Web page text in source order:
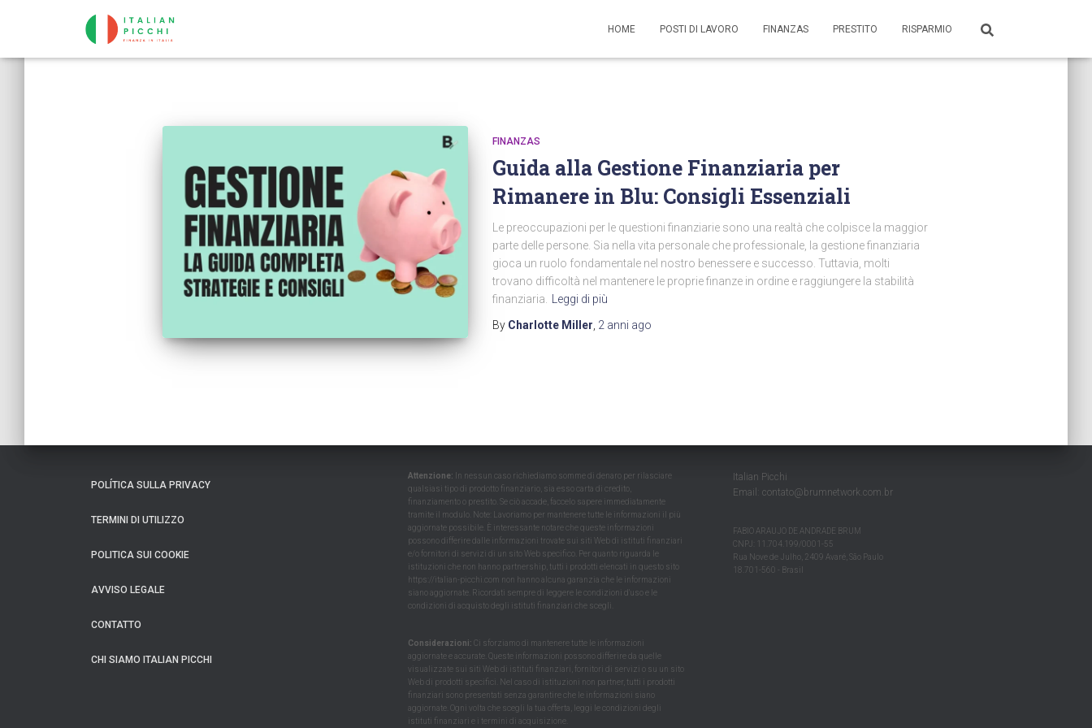
HOME POSTI DI LAVORO FINANZAS PRESTITO RISPARMIO
FINANZAS
Guida alla Gestione Finanziaria per
Rimanere in Blu: Consigli Essenziali
Le preoccupazioni per le questioni finanziarie sono una realtà che colpisce la maggior
parte delle persone. Sia nella vita personale che professionale, la gestione finanziaria
gioca un ruolo fondamentale nel nostro benessere e successo. Tuttavia, molti
trovano difficoltà nel mantenere le proprie finanze in ordine e raggiungere la stabilità
finanziaria.
Leggi di più
By Charlotte Miller 2 anni ago
POLÍTICA SULLA PRIVACY
TERMINI DI UTILIZZO
POLITICA SUI COOKIE
AVVISO LEGALE
CONTATTO
CHI SIAMO ITALIAN PICCHI
Attenzione: In nessun caso richiediamo somme di denaro per rilasciare
qualsiasi tipo di prodotto finanziario, sia esso carta di credito,
finanziamento o prestito. Se ciò accade, faccelo sapere immediatamente
tramite il modulo. Note: Lavoriamo per mantenere tutte le informazioni il più
aggiornate possibile. È interessante notare che queste informazioni
possono differire dalle informazioni trovate sui siti Web di istituti finanziari
e/o fornitori di servizi di un sito Web specifico. Per quanto riguarda le
istituzioni che non hanno partnership, tutti i prodotti elencati in questo sito
https://italian-picchi.com non hanno alcuna garanzia che le informazioni
siano aggiornate. Ricordati sempre di leggere le condizioni d'uso e le
condizioni di acquisto degli istituti finanziari che scegli.
Considerazioni: Ci sforziamo di mantenere tutte le informazioni
aggiornate e accurate. Queste informazioni possono differire da quelle
visualizzate sui siti Web di istituti finanziari, fornitori di servizi o su un sito
Web di prodotti specifici. Nel caso di istituzioni non partner, tutti i prodotti
finanziari sono presentati senza garantire che le informazioni siano
aggiornate. Ogni volta che scegli la tua offerta, leggi le condizioni degli
istituti finanziari e i termini di acquisizione.
Italian Picchi
Email: contato@brumnetwork.com.br
FABIO ARAUJO DE ANDRADE BRUM
CNPJ: 11.704.199/0001-55
Rua Nove de Julho, 2409 Avaré, São Paulo
18.701-560 - Brasil